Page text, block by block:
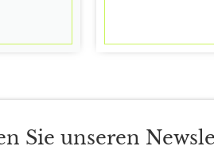
Sie unseren